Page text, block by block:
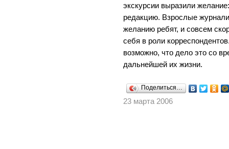
экскурсии выразили
редакцию. Взрослые
желанию ребят, и совсем
себя в роли
возможно, что дело это со
дальнейшей их жизни.
Поделиться…
23 марта 2006